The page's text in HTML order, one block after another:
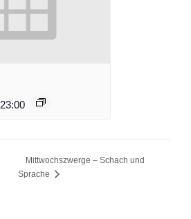
23:00
Mittwochszwerge – Schach und
Sprache